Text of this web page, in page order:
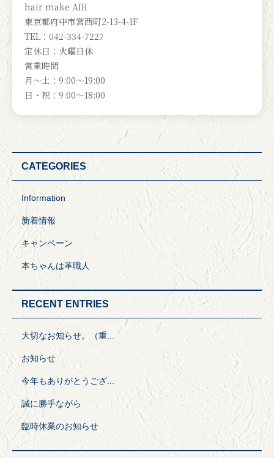
hair make AIR
東京都府中市宮西町2-13-4-1F
TEL：042-334-7227
定休日：火曜日休
営業時間
月～土：9:00～19:00
日・祝：9:00～18:00
CATEGORIES
Information
新着情報
キャンペーン
本ちゃんは革職人
RECENT ENTRIES
大切なお知らせ。（重...
お知らせ
今年もありがとうござ...
誠に勝手ながら
臨時休業のお知らせ